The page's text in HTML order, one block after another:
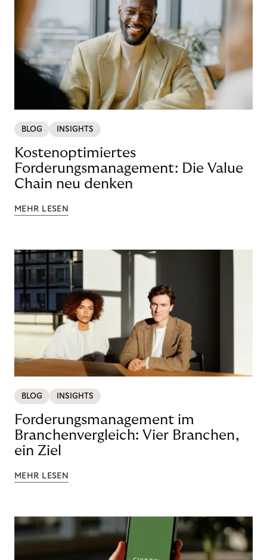
BLOG INSIGHTS
Kostenoptimiertes
Forderungsmanagement: Die Value
Chain neu denken
MEHR LESEN
BLOG INSIGHTS
Forderungsmanagement im
Branchenvergleich: Vier Branchen,
ein Ziel
MEHR LESEN